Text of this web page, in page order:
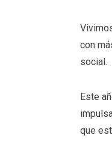
con
social.
Este
que